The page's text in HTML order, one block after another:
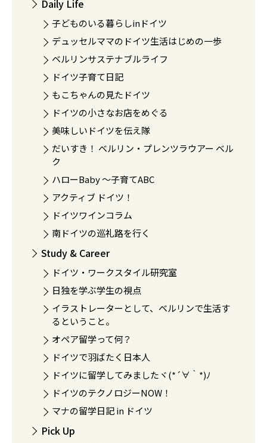
Daily Life
子どものいる暮らしinドイツ
デュッセルママのドイツ生活はじめの一歩
ベルリンサステナブルライフ
ドイツ子育て日記
もこちゃんの見たドイツ
ドイツの小さなお店をめぐる
美味しいドイツを伝え隊
だいすき！ ベルリン・プレンツラウアー ベル
ク
ハローBaby 〜子育てABC
アクティブ ドイツ！
ドイツワインコラム
南ドイツの巡礼路を行く
Study & Career
ドイツ・ワークスタイル研究室
日独を学ぶ学生の視点
イラストレーターとして、ベルリンで生活す
るということ。
オペア留学って何？
ドイツで羽ばたく日本人
ドイツに留学してみましたヾ(*´∀｀*)ﾉ
ドイツのテクノロジーNOW！
マナの留学日記 in ドイツ
Pick Up